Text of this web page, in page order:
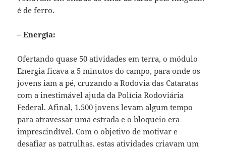
é de ferro.
– Energia:
Ofertando quase 50 atividades em terra, o módulo
Energia ficava a 5 minutos do campo, para onde os
jovens iam a pé, cruzando a Rodovia das Cataratas
com a inestimável ajuda da Polícia Rodoviária
Federal. Afinal, 1.500 jovens levam algum tempo
para atravessar uma estrada e o bloqueio era
imprescindível. Com o objetivo de motivar e
desafiar as patrulhas, estas atividades criavam um